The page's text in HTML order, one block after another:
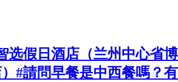
选假日酒店（兰州中心省博
#請問早餐是中西餐嗎？有